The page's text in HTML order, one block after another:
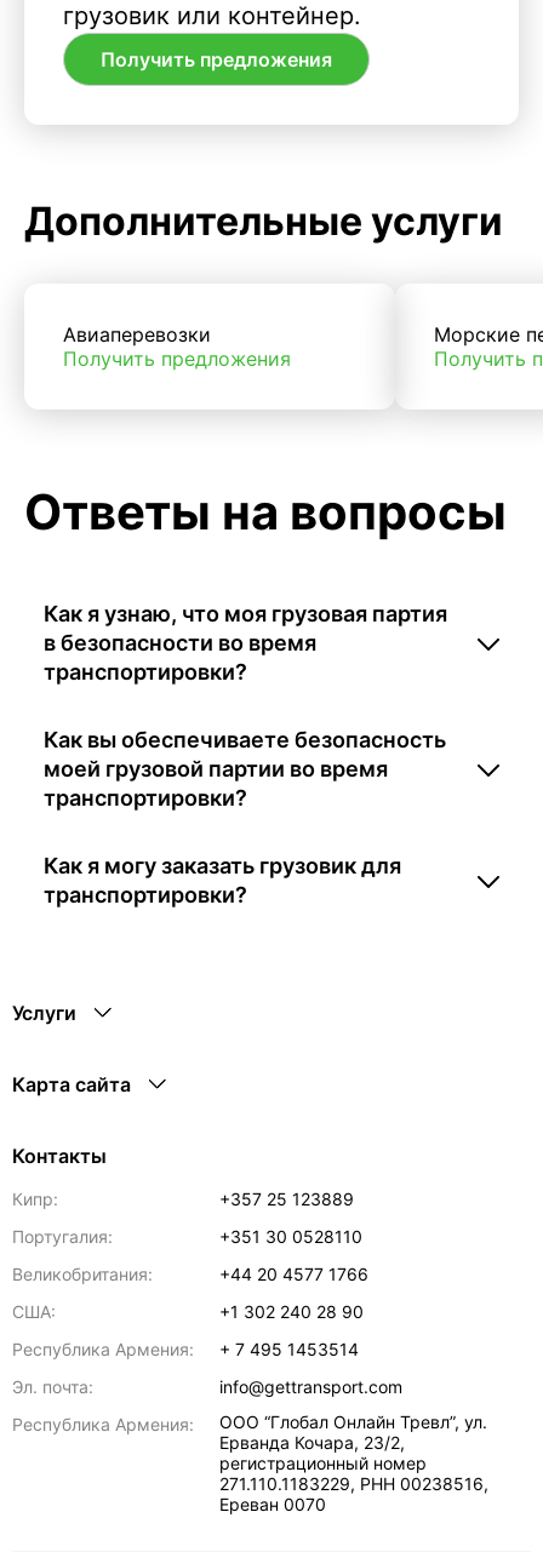
грузовик или контейнер.
Получить предложения
Дополнительные услуги
Авиаперевозки
Получить предложения
Морские
Получить
Ответы на вопросы
Как я узнаю, что моя грузовая партия
в безопасности во время
транспортировки?
Как вы обеспечиваете безопасность
моей грузовой партии во время
транспортировки?
Как я могу заказать грузовик для
транспортировки?
Услуги
Карта сайта
Контакты
Кипр:
+357 25 123889
Португалия:
+351 30 0528110
Великобритания:
+44 20 4577 1766
США:
+1 302 240 28 90
Республика Армения:
+ 7 495 1453514
Эл. почта:
info@gettransport.com
Республика Армения:
ООО “Глобал Онлайн Тревл”, ул.
Ерванда Кочара, 23/2,
регистрационный номер
271.110.1183229, РНН 00238516,
Ереван 0070